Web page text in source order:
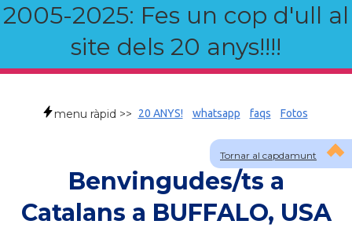
2005-2025: Fes un cop d'ull al
site dels 20 anys!!!!
Tornar al capdamunt
menu ràpid >> 20 ANYS! whatsapp faqs Fotos
Benvingudes/ts a
Catalans a BUFFALO, USA